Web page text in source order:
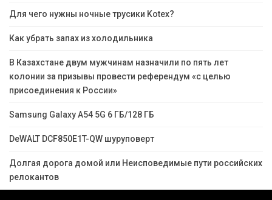
Для чего нужны ночные трусики Kotex?
Как убрать запах из холодильника
В Казахстане двум мужчинам назначили по пять лет
колонии за призывы провести референдум «с целью
присоединения к России»
Samsung Galaxy A54 5G 6 ГБ/128 ГБ
DeWALT DCF850E1T-QW шуруповерт
Долгая дорога домой или Неисповедимые пути российских
релокантов